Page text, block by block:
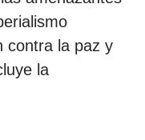
contra la paz y
la